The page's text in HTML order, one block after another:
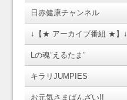
日赤健康チャンネル
↓【★ アーカイブ番組 ★】↓
Lの魂”えるたま”
キラリJUMPIES
お元気さまばんざい!!